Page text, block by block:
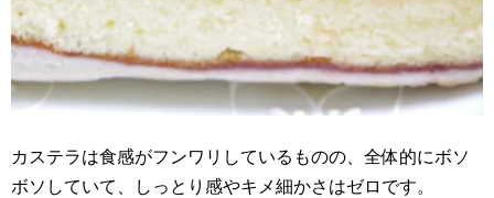
カステラは食感がフンワリしているものの、全体的にボソ
ボソしていて、しっとり感やキメ細かさはゼロです。